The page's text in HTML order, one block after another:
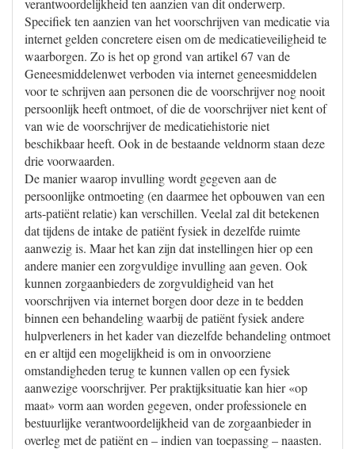
verantwoordelijkheid ten aanzien van dit onderwerp.
Specifiek ten aanzien van het voorschrijven van medicatie via
internet gelden concretere eisen om de medicatieveiligheid te
waarborgen. Zo is het op grond van artikel 67 van de
Geneesmiddelenwet verboden via internet geneesmiddelen
voor te schrijven aan personen die de voorschrijver nog nooit
persoonlijk heeft ontmoet, of die de voorschrijver niet kent of
van wie de voorschrijver de medicatiehistorie niet
beschikbaar heeft. Ook in de bestaande veldnorm staan deze
drie voorwaarden.
De manier waarop invulling wordt gegeven aan de
persoonlijke ontmoeting (en daarmee het opbouwen van een
arts-patiënt relatie) kan verschillen. Veelal zal dit betekenen
dat tijdens de intake de patiënt fysiek in dezelfde ruimte
aanwezig is. Maar het kan zijn dat instellingen hier op een
andere manier een zorgvuldige invulling aan geven. Ook
kunnen zorgaanbieders de zorgvuldigheid van het
voorschrijven via internet borgen door deze in te bedden
binnen een behandeling waarbij de patiënt fysiek andere
hulpverleners in het kader van diezelfde behandeling ontmoet
en er altijd een mogelijkheid is om in onvoorziene
omstandigheden terug te kunnen vallen op een fysiek
aanwezige voorschrijver. Per praktijksituatie kan hier «op
maat» vorm aan worden gegeven, onder professionele en
bestuurlijke verantwoordelijkheid van de zorgaanbieder in
overleg met de patiënt en – indien van toepassing – naasten.